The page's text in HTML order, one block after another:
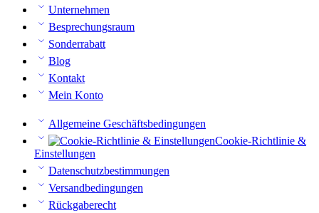
Unternehmen
Besprechungsraum
Sonderrabatt
Blog
Kontakt
Mein Konto
Allgemeine Geschäftsbedingungen
Cookie-Richtlinie &
Einstellungen
Datenschutzbestimmungen
Versandbedingungen
Rückgaberecht